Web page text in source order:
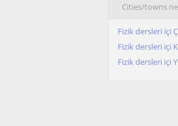
Cities/towns
Fizik dersleri içi
Fizik dersleri içi
Fizik dersleri içi